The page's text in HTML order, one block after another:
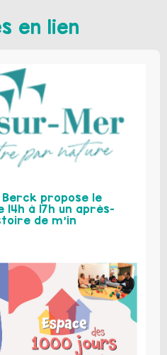
en lien
propose le
à 17h un après-
de m’in